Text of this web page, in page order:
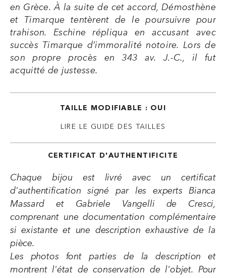
en Grèce. À la suite de cet accord, Démosthène
et Timarque tentèrent de le poursuivre pour
trahison. Eschine répliqua en accusant avec
succès Timarque d’immoralité notoire. Lors de
son propre procès en 343 av. J.-C., il fut
acquitté de justesse.
TAILLE MODIFIABLE : OUI
LIRE LE GUIDE DES TAILLES
CERTIFICAT D'AUTHENTIFICITE
Chaque bijou est livré avec un certificat
d'authentification signé par les experts Bianca
Massard et Gabriele Vangelli de Cresci,
comprenant une documentation complémentaire
si existante et une description exhaustive de la
pièce.
Les photos font parties de la description et
montrent l'état de conservation de l'objet. Pour